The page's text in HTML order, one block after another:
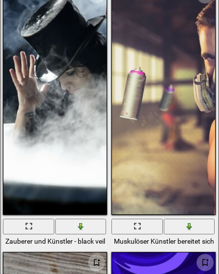
Zauberer und Künstler - black veil bridesMuskulöser Künstler bereitet sich